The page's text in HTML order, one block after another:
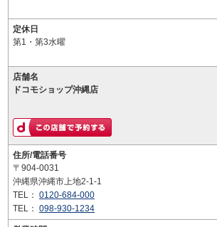
定休日
第1・第3水曜
店舗名
ドコモショップ沖縄店
住所/電話番号
〒904-0031
沖縄県沖縄市上地2-1-1
TEL： 0120-684-000
TEL： 098-930-1234